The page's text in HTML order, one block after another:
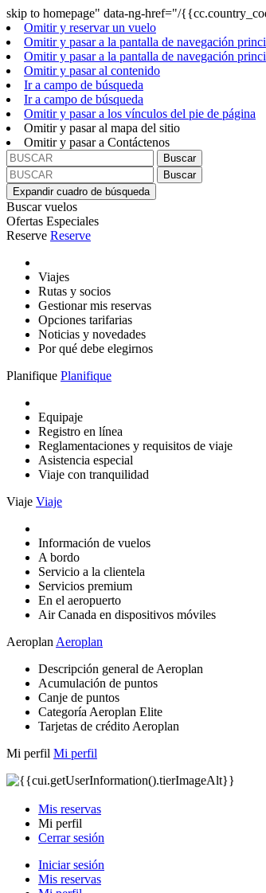
skip to homepage" data-ng-href="/
Omitir y reservar un vuelo
Omitir y pasar a la pantalla de navegación
Omitir y pasar a la pantalla de navegación
Omitir y pasar al contenido
Ir a campo de búsqueda
Ir a campo de búsqueda
Omitir y pasar a los vínculos del pie de página
Omitir y pasar al mapa del sitio
Omitir y pasar a Contáctenos
Buscar
Buscar
Expandir cuadro de búsqueda
Buscar vuelos
Ofertas Especiales
Reserve Reserve
Viajes
Rutas y socios
Gestionar mis reservas
Opciones tarifarias
Noticias y novedades
Por qué debe elegirnos
Planifique Planifique
Equipaje
Registro en línea
Reglamentaciones y requisitos de viaje
Asistencia especial
Viaje con tranquilidad
Viaje Viaje
Información de vuelos
A bordo
Servicio a la clientela
Servicios premium
En el aeropuerto
Air Canada en dispositivos móviles
Aeroplan Aeroplan
Descripción general de Aeroplan
Acumulación de puntos
Canje de puntos
Categoría Aeroplan Elite
Tarjetas de crédito Aeroplan
Mi perfil Mi perfil
Mis reservas
Mi perfil
Cerrar sesión
Iniciar sesión
Mis reservas